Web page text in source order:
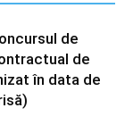
de
de
în data de